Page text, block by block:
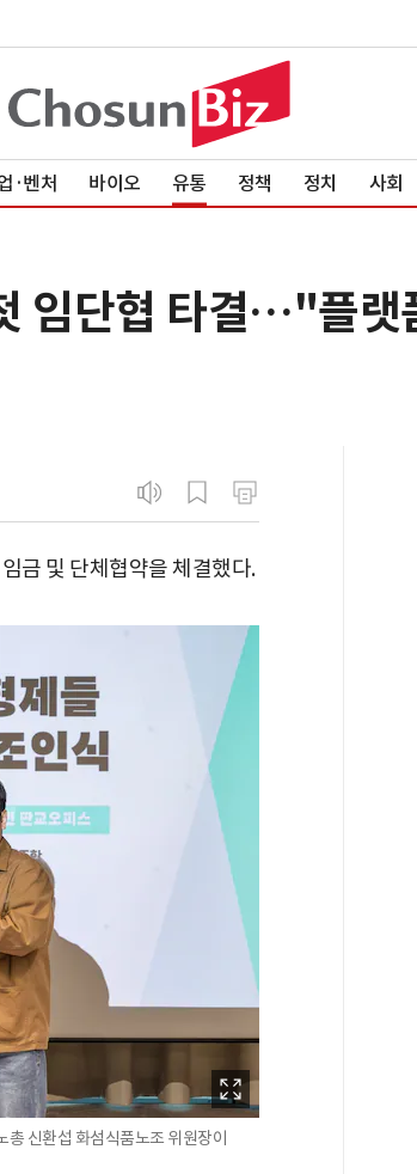
·벤처 바이오 유통 정책 정치 사회
임단협 타결…"플랫
금 및 단체협약을 체결했다.
신환섭 화섬식품노조 위원장이